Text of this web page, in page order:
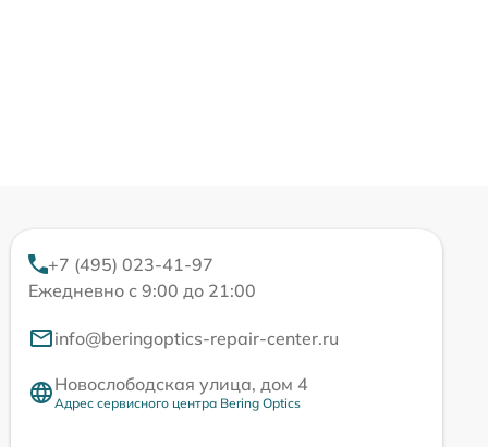
+7 (495) 023-41-97
Ежедневно с 9:00 до 21:00
info@beringoptics-repair-center.ru
Новослободская улица, дом 4
Адрес сервисного центра Bering Optics